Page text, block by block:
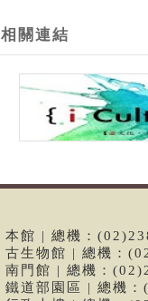
相關連結
本館 | 總機：
古生物館 | 總機：
南門館 | 總機：
鐵道部園區 | 總機